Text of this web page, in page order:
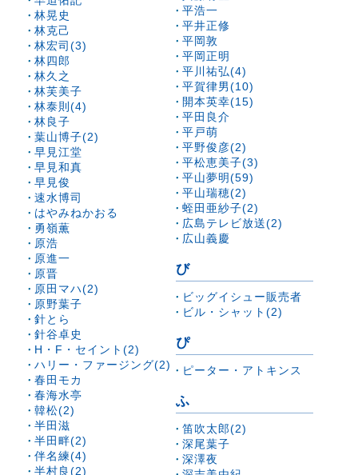
林晃史
林克己
林宏司(3)
林四郎
林久之
林芙美子
林泰則(4)
林良子
葉山博子(2)
早見江堂
早見和真
早見俊
速水博司
はやみねかおる
勇嶺薫
原浩
原進一
原晋
原田マハ(2)
原野葉子
針とら
針谷卓史
H・F・セイント(2)
ハリー・ファージング(2)
春田モカ
春海水亭
韓松(2)
半田滋
半田畔(2)
伴名練(4)
半村良(2)
平浩一
平井正修
平岡敦
平岡正明
平川祐弘(4)
平賀律男(10)
開本英幸(15)
平田良介
平戸萌
平野俊彦(2)
平松恵美子(3)
平山夢明(59)
平山瑞穂(2)
蛭田亜紗子(2)
広島テレビ放送(2)
広山義慶
び
ビッグイシュー販売者
ビル・シャット(2)
ぴ
ピーター・アトキンス
ふ
笛吹太郎(2)
深尾葉子
深澤夜